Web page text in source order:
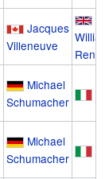
Jacques
Villeneuve
Michael
Schumacher
Michael
Schumacher